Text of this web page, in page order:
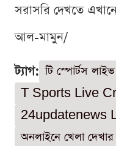
সরাসরি দেখতে
আল-মামুন/
ট্যাগ: টি স্পোর্টস লাইভ
T Sports Live
24updatenews
অনলাইনে খেলা